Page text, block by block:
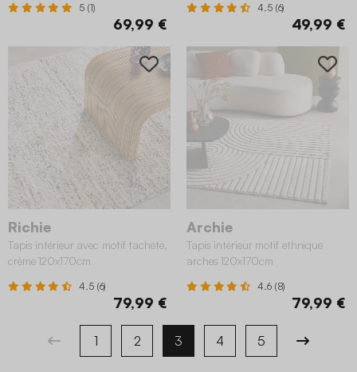
5 (1)
69,99 €
4.5 (6)
49,99 €
Richie
Tapis intérieur avec motif tacheté,
crème 120x170cm
4.5 (6)
79,99 €
Archie
Tapis intérieur motif ethnique
arches 120x170cm
4.6 (8)
79,99 €
1 2 3 4 5